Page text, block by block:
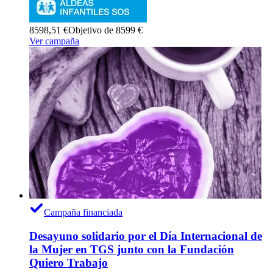
8598,51 €Objetivo de 8599 €
Ver campaña
Campaña financiada
Desayuno solidario por el Día Internacional de
la Mujer en TGS junto con la Fundación
Quiero Trabajo